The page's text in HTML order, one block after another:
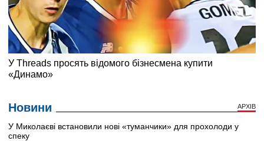
Новини АРХІВ
У Миколаєві встановили нові «туманчики» для прохолоди у
спеку